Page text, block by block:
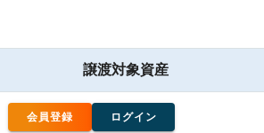
会員登録 ログイン
譲渡対象資産